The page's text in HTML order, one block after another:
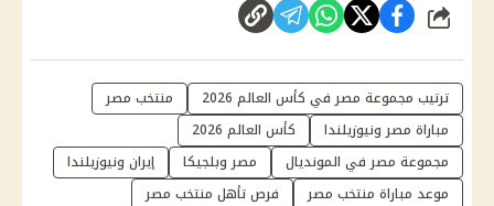
شارك
ترتيب مجموعة مصر في كأس العالم 2026
منتخب مصر
مباراة مصر ونيوزيلندا
كأس العالم 2026
مجموعة مصر في المونديال
مصر وبلجيكا
إيران ونيوزيلندا
موعد مباراة منتخب مصر
فرص تأهل منتخب مصر